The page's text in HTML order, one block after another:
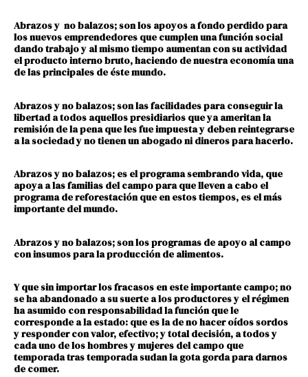
Abrazos y no balazos; son los apoyos a fondo perdido para
los nuevos emprendedores que cumplen una función social
dando trabajo y al mismo tiempo aumentan con su actividad
el producto interno bruto, haciendo de nuestra economía una
de las principales de éste mundo.
Abrazos y no balazos; son las facilidades para conseguir la
libertad a todos aquellos presidiarios que ya ameritan la
remisión de la pena que les fue impuesta y deben reintegrarse
a la sociedad y no tienen un abogado ni dineros para hacerlo.
Abrazos y no balazos; es el programa sembrando vida, que
apoya a las familias del campo para que lleven a cabo el
programa de reforestación que en estos tiempos, es el más
importante del mundo.
Abrazos y no balazos; son los programas de apoyo al campo
con insumos para la producción de alimentos.
Y que sin importar los fracasos en este importante campo; no
se ha abandonado a su suerte a los productores y el régimen
ha asumido con responsabilidad la función que le
corresponde a la estado: que es la de no hacer oídos sordos
y responder con valor, efectivo; y total decisión, a todos y
cada uno de los hombres y mujeres del campo que
temporada tras temporada sudan la gota gorda para darnos
de comer.